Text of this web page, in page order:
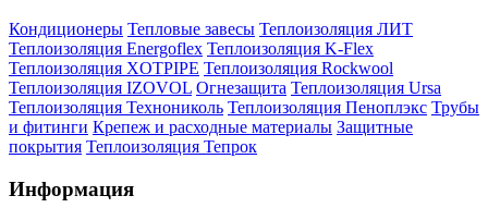
Кондиционеры Тепловые завесы Теплоизоляция ЛИТ
Теплоизоляция Energoflex Теплоизоляция K-Flex
Теплоизоляция XOTPIPE Теплоизоляция Rockwool
Теплоизоляция IZOVOL Огнезащита Теплоизоляция Ursa
Теплоизоляция Технониколь Теплоизоляция Пеноплэкс Трубы
и фитинги Крепеж и расходные материалы Защитные
покрытия Теплоизоляция Тепрок
Информация